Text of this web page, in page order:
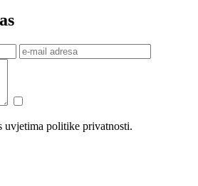
uvjetima politike privatnosti.